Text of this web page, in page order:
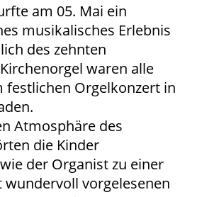
am 05. Mai ein
musikalisches Erlebnis
des zehnten
waren alle
festlichen Orgelkonzert in
Atmosphäre des
die Kinder
der Organist zu einer
wundervoll vorgelesenen